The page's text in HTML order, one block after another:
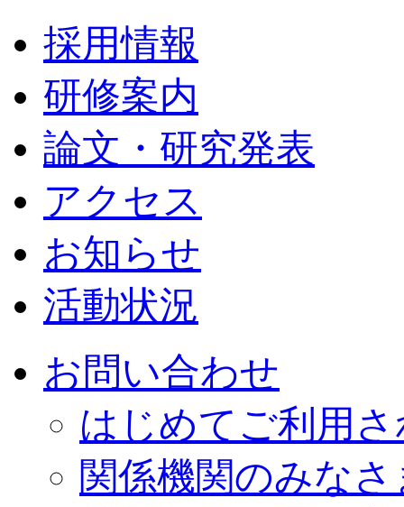
採用情報
研修案内
論文・研究発表
アクセス
お知らせ
活動状況
お問い合わせ
はじめてご利用
関係機関のみな